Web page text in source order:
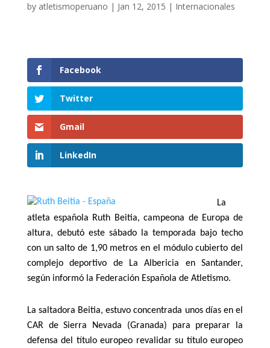
by atletismoperuano | Jan 12, 2015 | Internacionales
Facebook
Twitter
Gmail
LinkedIn
La
atleta española Ruth Beitia, campeona de Europa de
altura, debutó este sábado la temporada bajo techo
con un salto de 1,90 metros en el módulo cubierto del
complejo deportivo de La Albericia en Santander,
según informó la Federación Española de Atletismo.
La saltadora Beitia, estuvo concentrada unos días en el
CAR de Sierra Nevada (Granada) para preparar la
defensa del título europeo revalidar su título europeo